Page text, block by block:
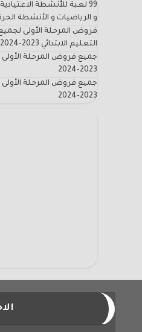
99 لعبة للأنشطة
و الرياضيات و الأنشطة
فروض المرحلة الأولى
التعليم الابتدائي 2023-2024
جميع فروض المرحلة
2023-2024
جميع فروض المرحلة
2023-2024